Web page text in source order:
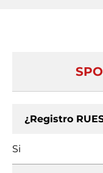
¿Registro
Si